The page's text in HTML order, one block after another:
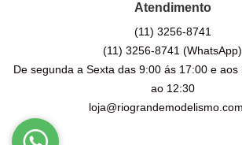
Atendimento
(11) 3256-8741
(11) 3256-8741(WhatsApp)
De segunda a Sexta das 9:00 ás 17:00 e
ao 12:30